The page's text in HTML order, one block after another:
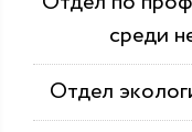
среди
Отдел